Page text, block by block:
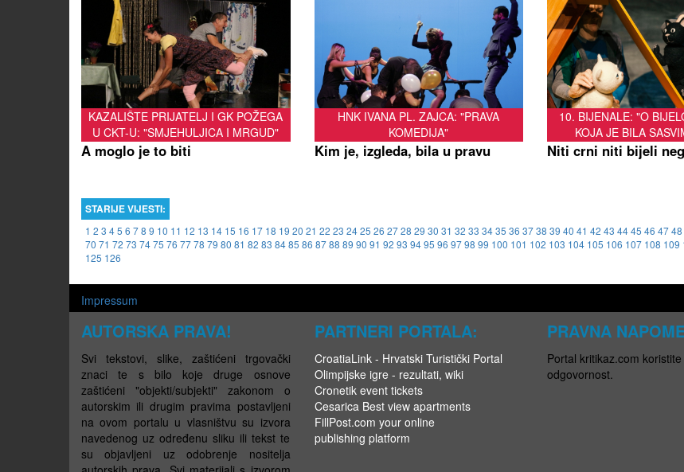
KAZALIŠTE PRIJATELJ I GK POŽEGA
U CKT-U: "SMJEHULJICA I MRGUD"
A moglo je to biti
HNK IVANA PL. ZAJCA: "PRAVA
KOMEDIJA"
Kim je, izgleda, bila u pravu
10. BIJENALE: "O
KOJA JE BILA
Niti crni niti bijeli
STARIJE VIJESTI:
1 2 3 45 6 78 9 10 11 12 13 14 15 16 17 18 19 20 21 22 23 2425 26 2728 29 30 31 32 33 3435 36 3738 39 40 41 42 43 4445 46 4748
70 71 72 73 7475 76 7778 79 80 81 82 83 8485 86 8788 89 90 91 92 93 9495 96 9798 99 100 101 102 103 104 105 106 107 108 109
125 126
Impressum
AUTORSKA PRAVA!
Svi tekstovi, slike, zaštićeni trgovački
znaci te s bilo koje druge osnove
zaštićeni "objekti/subjekti" zakonom o
autorskim ili drugim pravima postavljeni
na ovom portalu u vlasništvu su izvora
navedenog uz određenu sliku ili tekst te
su objavljeni uz odobrenje nositelja
PARTNERI PORTALA:
CroatiaLink - Hrvatski Turistički Portal
Olimpijske igre - rezultati, wiki
Cronetik event tickets
Cesarica Best view apartments
FillPost.com your online
publishing platform
PRAVNA
Portal kritikaz.com
odgovornost.